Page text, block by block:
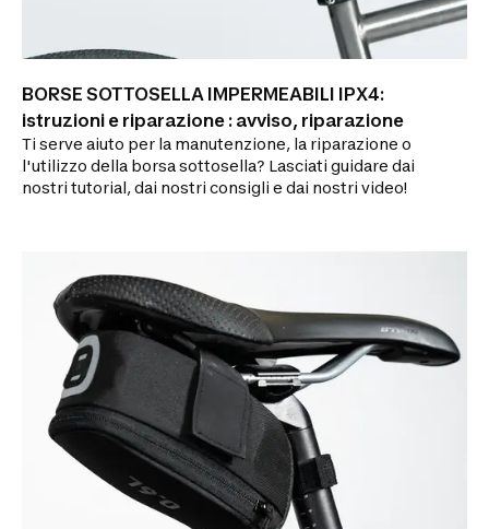
BORSE SOTTOSELLA IMPERMEABILI IPX4:
istruzioni e riparazione : avviso, riparazione
Ti serve aiuto per la manutenzione, la riparazione o
l'utilizzo della borsa sottosella? Lasciati guidare dai
nostri tutorial, dai nostri consigli e dai nostri video!